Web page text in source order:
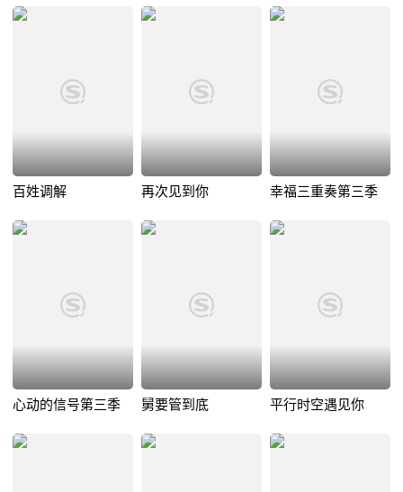
百姓调解 再次见到你 幸福三重奏第三季
心动的信号第三季 舅要管到底 平行时空遇见你